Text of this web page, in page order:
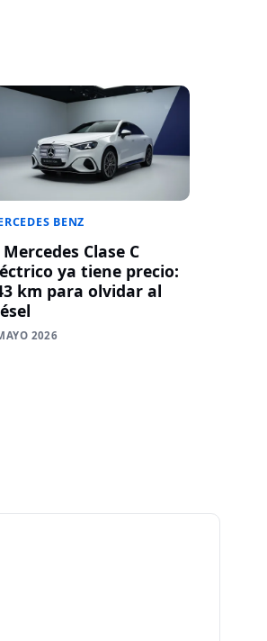
BENZ
Mercedes Clase C
ya tiene precio:
km para olvidar al
2026